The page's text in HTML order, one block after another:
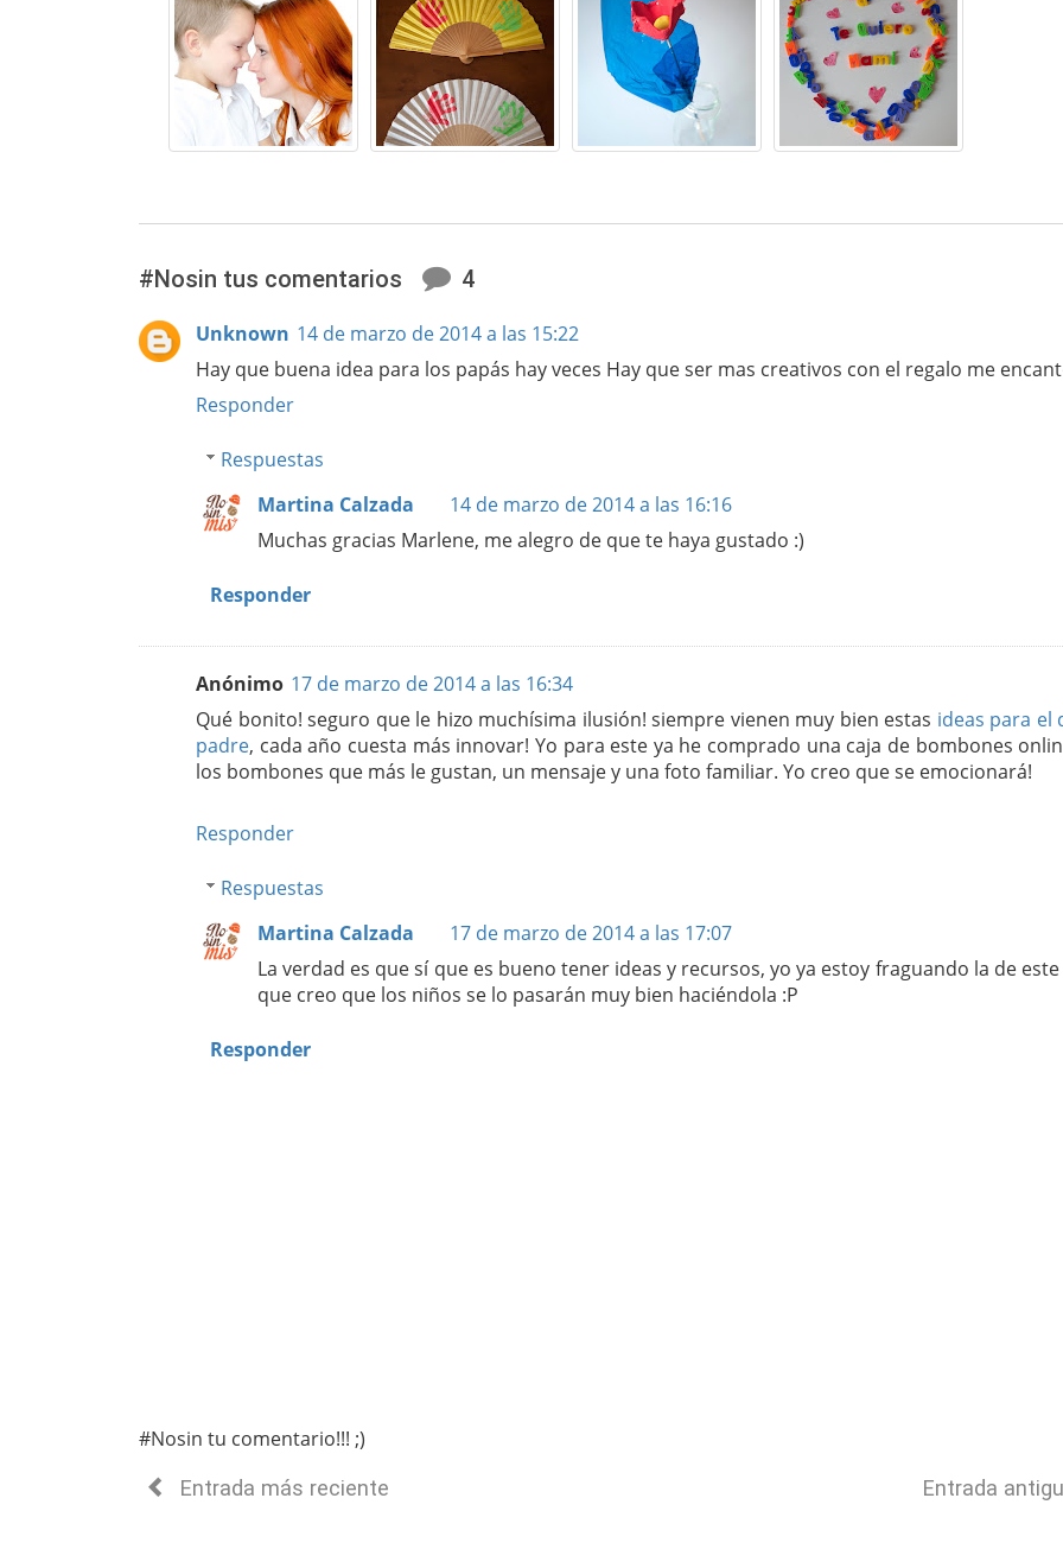
#Nosin tus comentarios 4
Unknown 14 de marzo de 2014 a las 15:22
Hay que buena idea para los papás hay veces Hay que ser mas creativos con el regalo me
Responder
Respuestas
Martina Calzada
14 de marzo de 2014 a las 16:16
Muchas gracias Marlene, me alegro de que te haya gustado :)
Responder
Anónimo 17 de marzo de 2014 a las 16:34
Qué bonito! seguro que le hizo muchísima ilusión! siempre vienen muy bien estas ideas para el
padre, cada año cuesta más innovar! Yo para este ya he comprado una caja de bombones
los bombones que más le gustan, un mensaje y una foto familiar. Yo creo que se emocionará!
Responder
Respuestas
Martina Calzada
17 de marzo de 2014 a las 17:07
La verdad es que sí que es bueno tener ideas y recursos, yo ya estoy fraguando la de
que creo que los niños se lo pasarán muy bien haciéndola :P
Responder
#Nosin tu comentario!!! ;)
Entrada más reciente Entrada